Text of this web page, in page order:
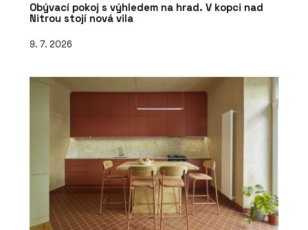
Obývací pokoj s výhledem na hrad. V kopci nad
Nitrou stojí nová vila
9. 7. 2026